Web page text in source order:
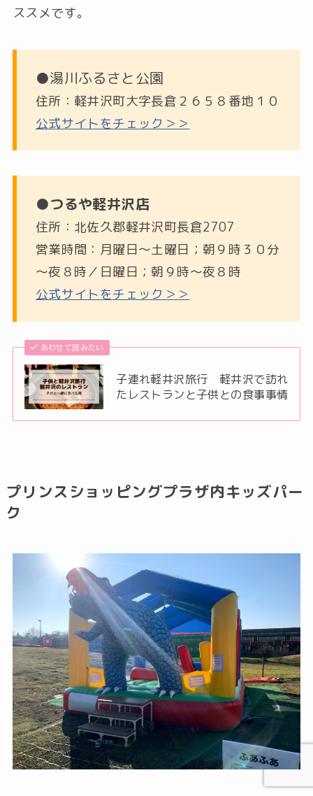
ススメです。
●湯川ふるさと公園
住所：軽井沢町大字長倉２６５８番地１０
公式サイトをチェック＞＞
●つるや軽井沢店
住所：北佐久郡軽井沢町長倉2707
営業時間：月曜日～土曜日；朝９時３０分
～夜８時／日曜日；朝９時～夜８時
公式サイトをチェック＞＞
あわせて読みたい
子連れ軽井沢旅行 軽井沢で訪れ
たレストランと子供との食事事情
プリンスショッピングプラザ内キッズパー
ク